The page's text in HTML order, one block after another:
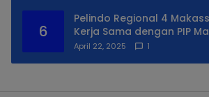
6
Pelindo Regional 4
Kerja Sama dengan PIP
Praktek Lapangan
April 22, 2025 1